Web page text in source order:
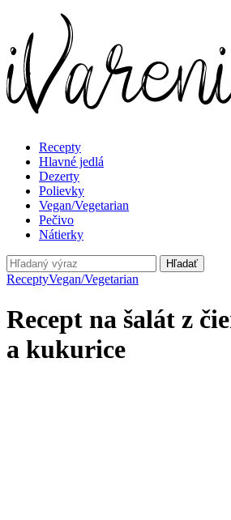
Recepty
Hlavné jedlá
Dezerty
Polievky
Vegan/Vegetarian
Pečivo
Nátierky
Hľadať
ReceptyVegan/Vegetarian
Recept na šalát z
a kukurice